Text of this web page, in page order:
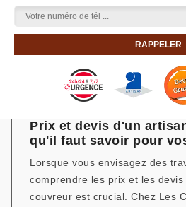
Prix et devis d'un
qu'il faut savoir pour
Lorsque vous envisagez des
comprendre les prix et les
couvreur est crucial. Chez Les